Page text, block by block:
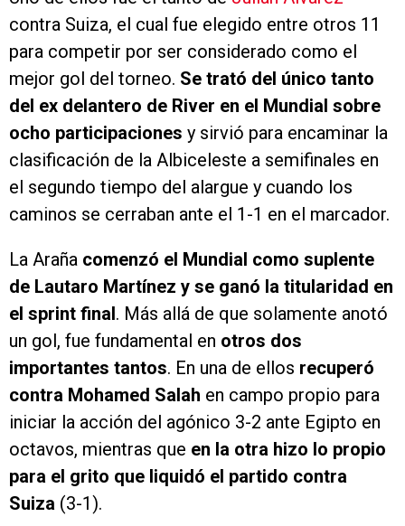
contra Suiza, el cual fue elegido entre otros 11
para competir por ser considerado como el
mejor gol del torneo. Se trató del único tanto
del ex delantero de River en el Mundial sobre
ocho participaciones y sirvió para encaminar la
clasificación de la Albiceleste a semifinales en
el segundo tiempo del alargue y cuando los
caminos se cerraban ante el 1-1 en el marcador.
La Araña comenzó el Mundial como suplente
de Lautaro Martínez y se ganó la titularidad en
el sprint final. Más allá de que solamente anotó
un gol, fue fundamental en otros dos
importantes tantos. En una de ellos recuperó
contra Mohamed Salah en campo propio para
iniciar la acción del agónico 3-2 ante Egipto en
octavos, mientras que en la otra hizo lo propio
para el grito que liquidó el partido contra
Suiza (3-1).